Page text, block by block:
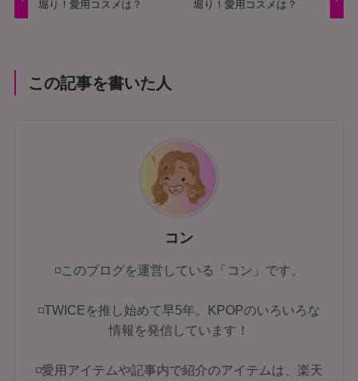
堀り！愛用コスメは？
堀り！愛用コスメは？
この記事を書いた人
コン
◽このブログを運営している「コン」です。
◽TWICEを推し始めて早5年。KPOPのいろいろな
情報を発信しています！
◽愛用アイテムや記事内で紹介のアイテムは、楽天